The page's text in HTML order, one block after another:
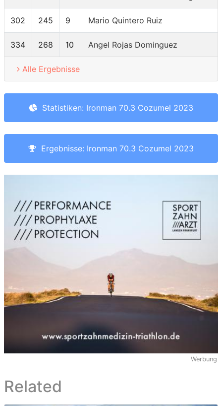
302 245 9 Mario Quintero Ruiz
334 268 10 Angel Rojas Dominguez
Alle Ergebnisse
Statistiken: Ironman 70.3 Cozumel 2023
Ergebnisse: Ironman 70.3 Cozumel 2023
Werbung
Related